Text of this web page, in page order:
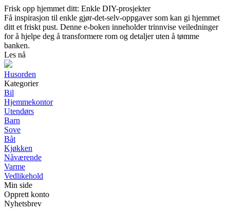
Frisk opp hjemmet ditt: Enkle DIY-prosjekter
Få inspirasjon til enkle gjør-det-selv-oppgaver som kan gi hjemmet
ditt et friskt pust. Denne e-boken inneholder trinnvise veiledninger
for å hjelpe deg å transformere rom og detaljer uten å tømme
banken.
Les nå
Husorden
Kategorier
Bil
Hjemmekontor
Utendørs
Barn
Sove
Båt
Kjøkken
Nåværende
Varme
Vedlikehold
Min side
Opprett konto
Nyhetsbrev